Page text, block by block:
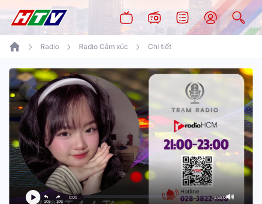
Radio Radio Cảm xúc Chi tiết
10s 10s
0:00 1:58:07